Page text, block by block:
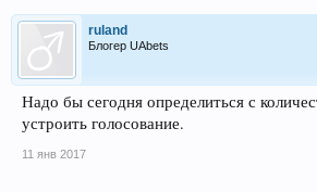
ruland
Блогер UAbets
Надо бы сегодня определиться с
устроить голосование.
11 янв 2017